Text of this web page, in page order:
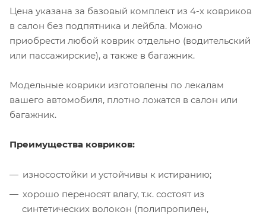
Цена указана за базовый комплект из 4-х ковриков
в салон без подпятника и лейбла. Можно
приобрести любой коврик отдельно (водительский
или пассажирские), а также в багажник.
Модельные коврики изготовлены по лекалам
вашего автомобиля, плотно ложатся в салон или
багажник.
Преимущества ковриков:
износостойки и устойчивы к истиранию;
хорошо переносят влагу, т.к. состоят из
синтетических волокон (полипропилен,